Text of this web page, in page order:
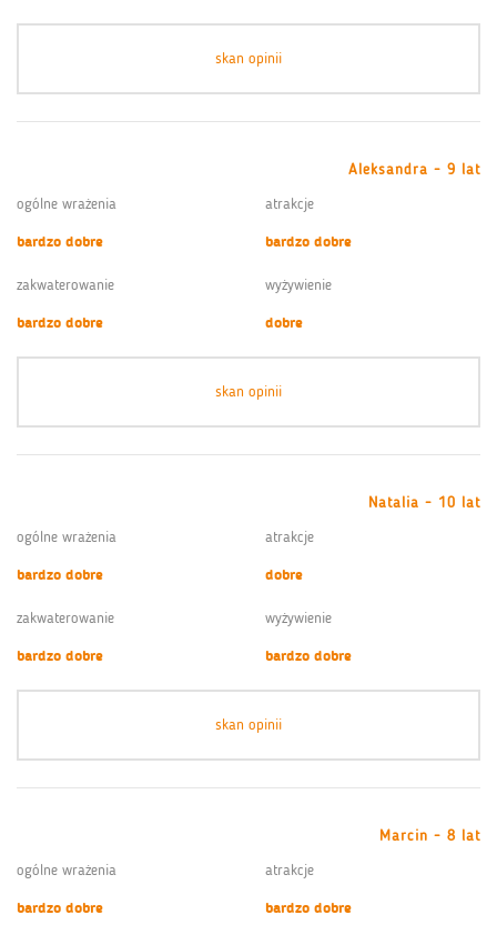
skan opinii
Aleksandra - 9 lat
ogólne wrażenia
bardzo dobre
atrakcje
bardzo dobre
zakwaterowanie
bardzo dobre
wyżywienie
dobre
skan opinii
Natalia - 10 lat
ogólne wrażenia
bardzo dobre
atrakcje
dobre
zakwaterowanie
bardzo dobre
wyżywienie
bardzo dobre
skan opinii
Marcin - 8 lat
ogólne wrażenia
bardzo dobre
atrakcje
bardzo dobre